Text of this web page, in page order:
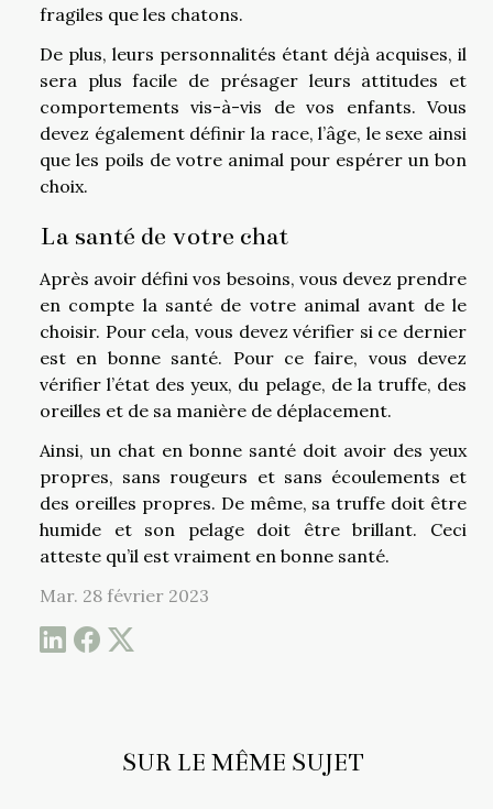
SUR LE MÊME SUJET
fragiles que les chatons.
De plus, leurs personnalités étant déjà acquises, il
sera plus facile de présager leurs attitudes et
comportements vis-à-vis de vos enfants. Vous
devez également définir la race, l’âge, le sexe ainsi
que les poils de votre animal pour espérer un bon
choix.
La santé de votre chat
Après avoir défini vos besoins, vous devez prendre
en compte la santé de votre animal avant de le
choisir. Pour cela, vous devez vérifier si ce dernier
est en bonne santé. Pour ce faire, vous devez
vérifier l’état des yeux, du pelage, de la truffe, des
oreilles et de sa manière de déplacement.
Ainsi, un chat en bonne santé doit avoir des yeux
propres, sans rougeurs et sans écoulements et
des oreilles propres. De même, sa truffe doit être
humide et son pelage doit être brillant. Ceci
atteste qu’il est vraiment en bonne santé.
Mar. 28 février 2023